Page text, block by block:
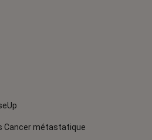
Cancer métastatique